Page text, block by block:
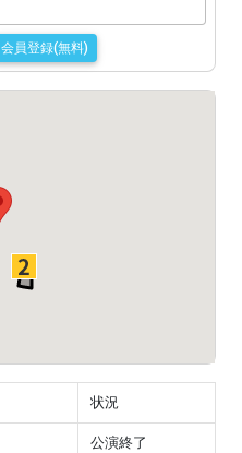
会員登録(無料)
状況
公演終了